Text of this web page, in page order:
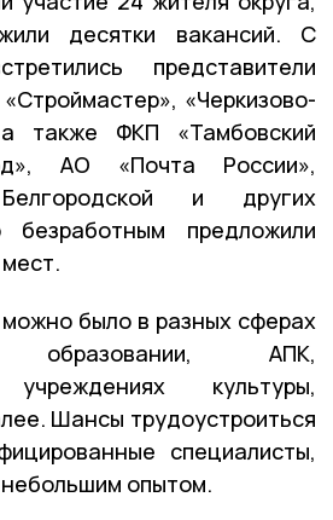
десятки вакансий. С
представители
«Черкизово-
также ФКП «Тамбовский
АО «Почта России»,
и других
безработным предложили
было в разных сферах
образовании, АПК,
учреждениях культуры,
Шансы трудоустроиться
специалисты,
небольшим опытом.